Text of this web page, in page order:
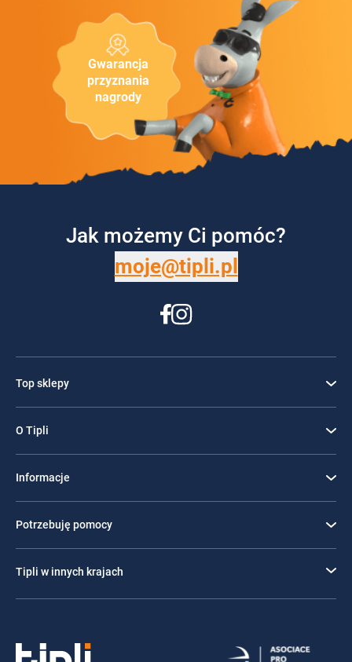
Gwarancja
przyznania
nagrody
Jak możemy Ci pomóc?
moje@tipli.pl
Top sklepy
O Tipli
Informacje
Potrzebuję pomocy
Tipli w innych krajach